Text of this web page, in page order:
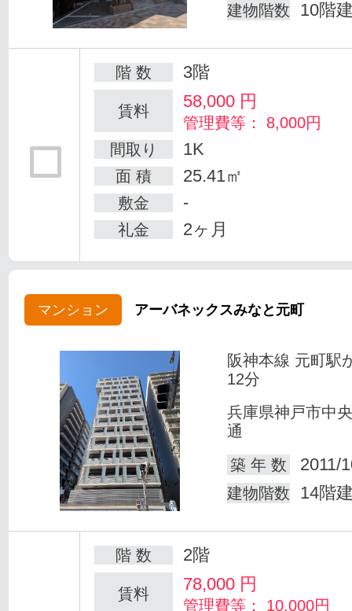
建物階数 10階
階 数 3階
賃料 58,000 円
管理費等： 8,000円
間取り
1K
面 積 25.41㎡
敷金 -
礼金 2ヶ月
マンション アーバネックスみなと元町
阪神本線 元町駅
12分
兵庫県神戸市中
通
築 年 数
2011/
建物階数 14階
階 数 2階
賃料 78,000 円
管理費等： 10,000円